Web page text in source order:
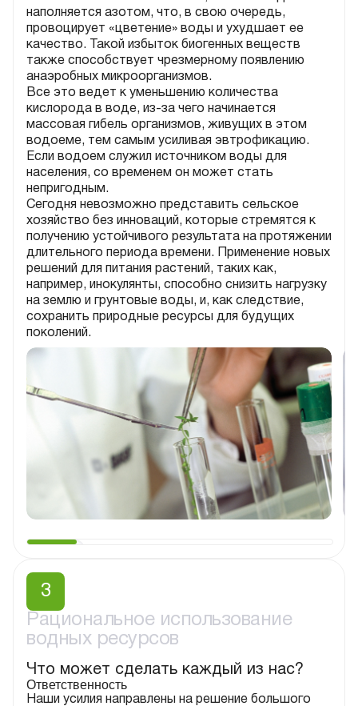
наполняется азотом, что, в свою очередь,
провоцирует «цветение» воды и ухудшает ее
качество. Такой избыток биогенных веществ
также способствует чрезмерному появлению
анаэробных микроорганизмов.
Все это ведет к уменьшению количества
кислорода в воде, из-за чего начинается
массовая гибель организмов, живущих в этом
водоеме, тем самым усиливая эвтрофикацию.
Если водоем служил источником воды для
населения, со временем он может стать
непригодным.
Сегодня невозможно представить сельское
хозяйство без инноваций, которые стремятся к
получению устойчивого результата на протяжении
длительного периода времени. Применение новых
решений для питания растений, таких как,
например, инокулянты, способно снизить нагрузку
на землю и грунтовые воды, и, как следствие,
сохранить природные ресурсы для будущих
поколений.
3
Рациональное использование
водных ресурсов
Что может сделать каждый из нас?
Ответственность
Наши усилия направлены на решение большого